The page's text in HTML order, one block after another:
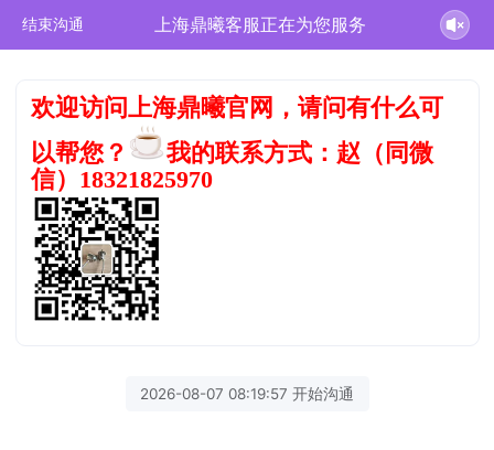
结束沟通 上海鼎曦客服正在为您服务
欢迎访问上海鼎曦官网，请问有什么可
以帮您？
我的联系方式：赵（同微
信）18321825970
2026-08-07 08:19:57 开始沟通